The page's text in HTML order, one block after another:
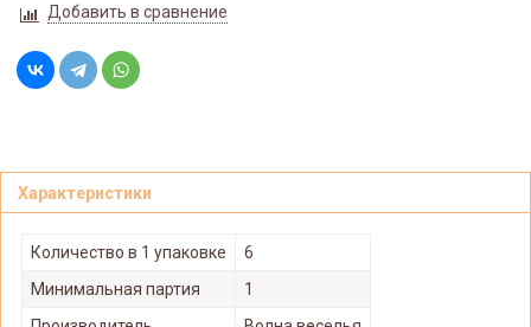
Добавить в сравнение
Характеристики
Количество в 1 упаковке
6
Минимальная партия
1